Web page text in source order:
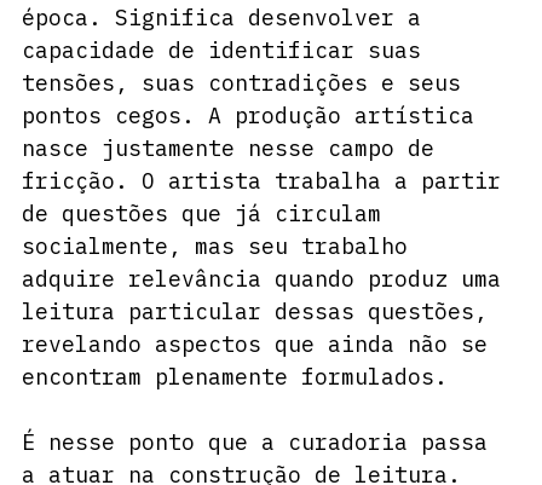
época. Significa desenvolver a
capacidade de identificar suas
tensões, suas contradições e seus
pontos cegos. A produção artística
nasce justamente nesse campo de
fricção. O artista trabalha a partir
de questões que já circulam
socialmente, mas seu trabalho
adquire relevância quando produz uma
leitura particular dessas questões,
revelando aspectos que ainda não se
encontram plenamente formulados.
É nesse ponto que a curadoria passa
a atuar na construção de leitura.